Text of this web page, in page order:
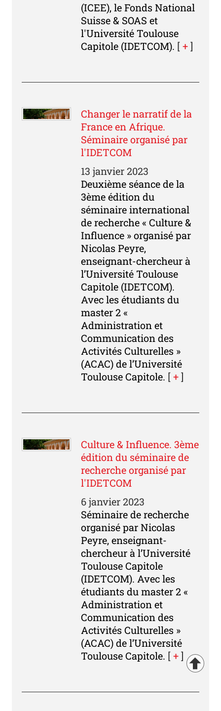
(ICEE), le Fonds National
Suisse & SOAS et
l'Université Toulouse
Capitole (IDETCOM). [+]
Changer le narratif de la
France en Afrique.
Séminaire organisé par
l'IDETCOM
13 janvier 2023
Deuxième séance de la
3ème édition du
séminaire international
de recherche « Culture &
Influence » organisé par
Nicolas Peyre,
enseignant-chercheur à
l’Université Toulouse
Capitole (IDETCOM).
Avec les étudiants du
master 2 «
Administration et
Communication des
Activités Culturelles »
(ACAC) de l’Université
Toulouse Capitole. [+]
Culture & Influence. 3ème
édition du séminaire de
recherche organisé par
l'IDETCOM
6 janvier 2023
Séminaire de recherche
organisé par Nicolas
Peyre, enseignant-
chercheur à l’Université
Toulouse Capitole
(IDETCOM). Avec les
étudiants du master 2 «
Administration et
Communication des
Activités Culturelles »
(ACAC) de l’Université
Toulouse Capitole. [+]